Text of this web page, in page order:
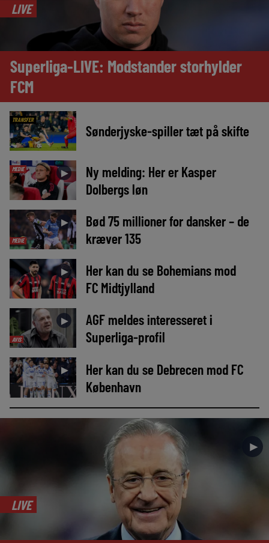
LIVE
Superliga-LIVE: Modstander storhylder
FCM
TRANSFER
Sønderjyske-spiller tæt på skifte
MEDIE ►
Ny melding: Her er Kasper
Dolbergs løn
MEDIE
►
Bød 75 millioner for dansker – de
kræver 135
►
Her kan du se Bohemians mod
FC Midtjylland
AVIS
►
AGF meldes interesseret i
Superliga-profil
►
Her kan du se Debrecen mod FC
København
►
LIVE